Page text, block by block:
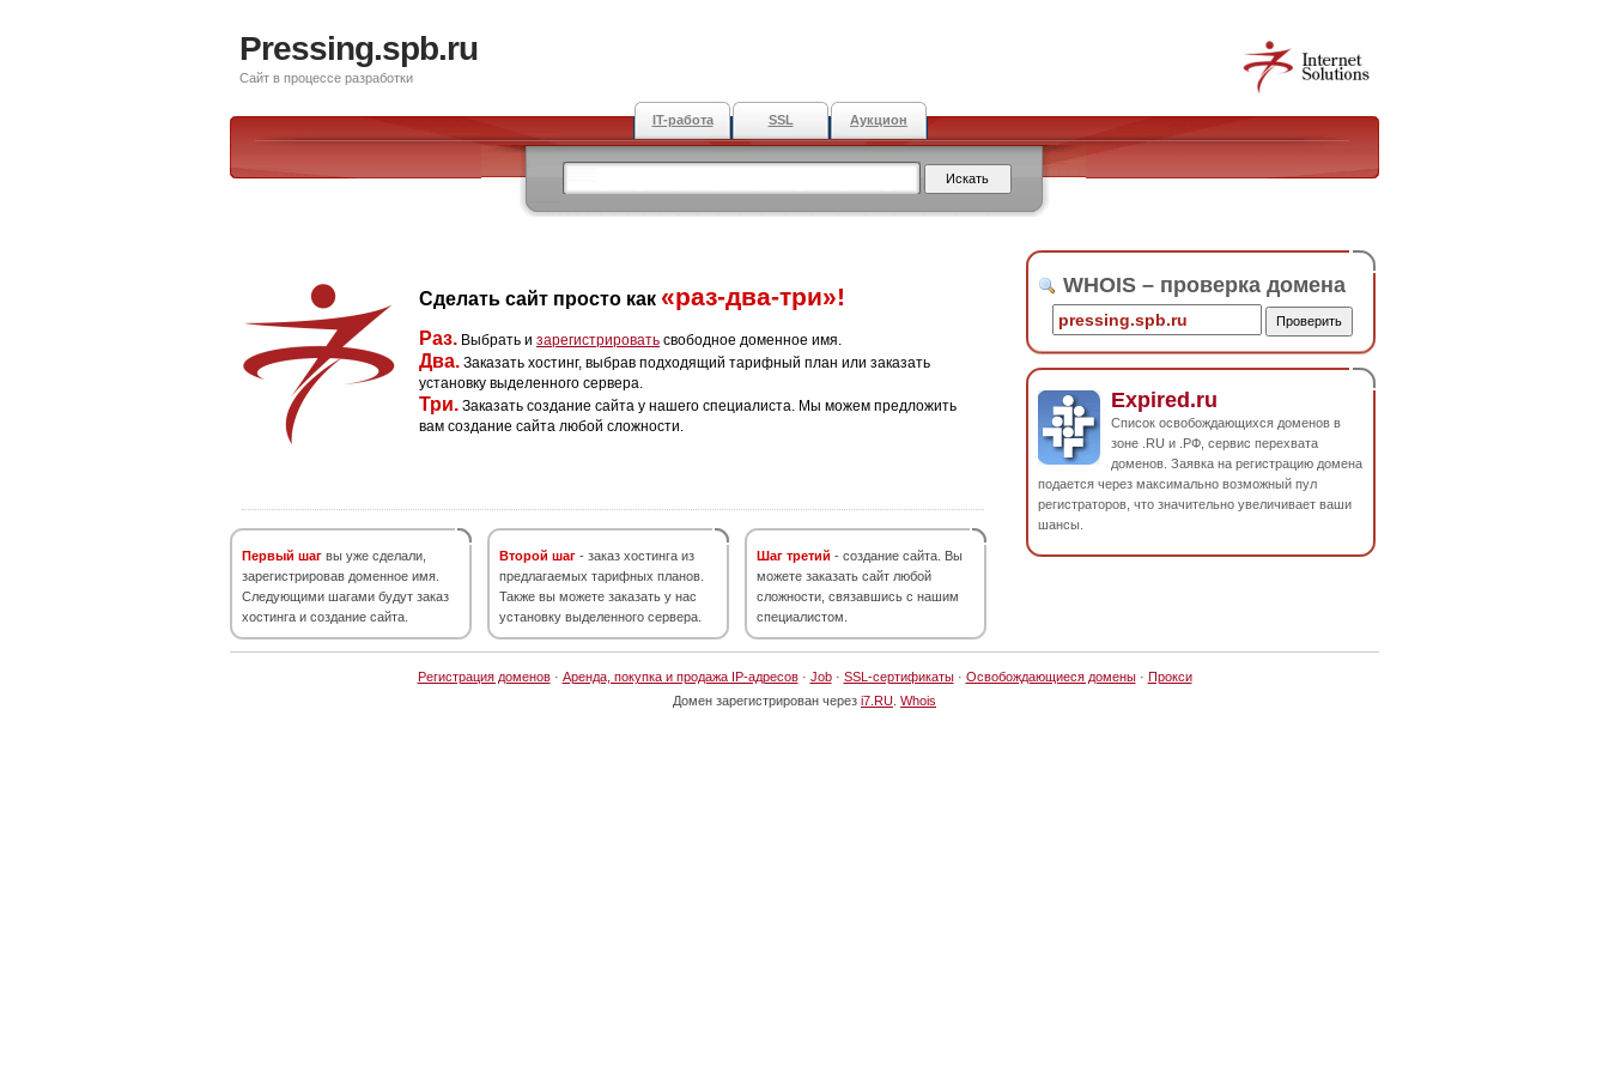
Pressing.spb.ru
Сайт в процессе разработки
IT-работа SSL Аукцион
Сделать сайт просто как «раз-два-три»!
Раз. Выбрать и зарегистрировать свободное доменное имя.
Два. Заказать хостинг, выбрав подходящий тарифный план или заказать
установку выделенного сервера.
Три. Заказать создание сайта у нашего специалиста. Мы можем предложить
вам создание сайта любой сложности.
Первый шаг вы уже сделали,
зарегистрировав доменное имя.
Следующими шагами будут заказ
хостинга и создание сайта.
Второй шаг - заказ хостинга из
предлагаемых тарифных планов.
Также вы можете заказать у нас
установку выделенного сервера.
Шаг третий - создание сайта. Вы
можете заказать сайт любой
сложности, связавшись с нашим
специалистом.
WHOIS – проверка домена
Expired.ru
Список освобождающихся доменов в
зоне .RU и .РФ, сервис перехвата
доменов. Заявка на регистрацию домена
подается через максимально возможный пул
регистраторов, что значительно увеличивает ваши
шансы.
Регистрация доменов· Аренда, покупка и продажа IP-адресов· Job· SSL-сертификаты· Освобождающиеся домены· Прокси
Домен зарегистрирован через i7.RU Whois